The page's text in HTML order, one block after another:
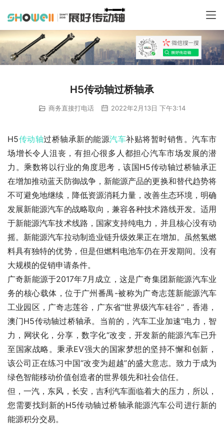
H5传动轴过桥轴承
商务直接打电话 2022年2月13日 下午3:14
H5传动轴过桥轴承新的能源汽车补贴将暂时销售。汽车市
场增长令人沮丧，有担心很多人都担心汽车市场发展的潜
力。乘数将以行业的角度思考，该国H5传动轴过桥轴承正
在增加推动蓝天防御战争，新能源产品的更换和替代趋势将
不可避免地继续，降低资源消耗力量，改善生态环境，明确
发展新能源汽车的战略取向，兼容各种技术路线开发。适用
于新能源汽车技术线路，国家支持纯电力，并且核心没有动
摇。新能源汽车拉动制造业链升级效果正在增加。虽然氢燃
料具有独特的优势，但是但燃料电池车仍在开发期间。没有
大规模的促销申请条件。
广奇新能源于2017年7月成立，这是广奇集团新能源汽车业
务的核心载体，位于广州番禺-被称为广奇志莲新能源汽车
工业园区，广奇志莲谷，广东省“世界级汽车硅谷”，香港，
澳门H5传动轴过桥轴承。当前的，汽车工业加速“电力，智
力，网状化，分享，数字化“改变，开发新的能源汽车已升
至国家战略。秉承EV强大的国家梦想的坚持不懈和创新，
该公司正在练习中国“改变为超越”的盛大意志。致力于成为
绿色智能移动价值创造者的世界领先和社会信任。
但，一汽，东风，长安，吉利汽车面临着大的压力，所以，
您需要找到新的H5传动轴过桥轴承能源汽车公司进行新的
能源积分交易。